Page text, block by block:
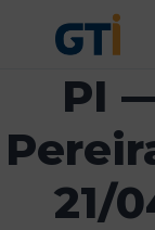
PI
21/